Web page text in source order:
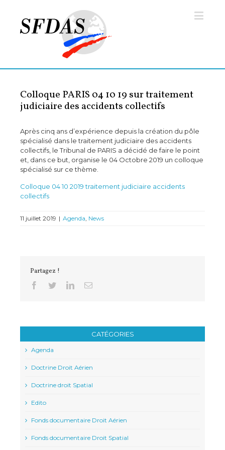
Colloque PARIS 04 10 19 sur traitement
judiciaire des accidents collectifs
Après cinq ans d’expérience depuis la création du pôle
spécialisé dans le traitement judiciaire des accidents
collectifs, le Tribunal de PARIS a décidé de faire le point
et, dans ce but, organise le 04 Octobre 2019 un colloque
spécialisé sur ce thème.
Colloque 04 10 2019 traitement judiciaire accidents
collectifs
11 juillet 2019 | Agenda, News
Partagez !
Facebook
TwitterLinkedinEmail
CATÉGORIES
Agenda
Doctrine Droit Aérien
Doctrine droit Spatial
Edito
Fonds documentaire Droit Aérien
Fonds documentaire Droit Spatial